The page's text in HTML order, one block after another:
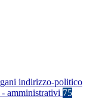
indirizzo-politico
amministrativi 75